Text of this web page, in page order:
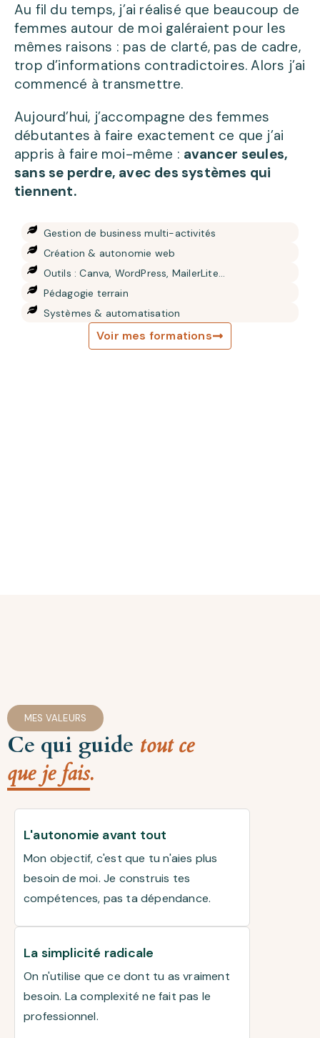
Au fil du temps, j’ai réalisé que beaucoup de
femmes autour de moi galéraient pour les
mêmes raisons : pas de clarté, pas de cadre,
trop d’informations contradictoires. Alors j’ai
commencé à transmettre.
Aujourd’hui, j’accompagne des femmes
débutantes à faire exactement ce que j’ai
appris à faire moi-même : avancer seules,
sans se perdre, avec des systèmes qui
tiennent.
Gestion de business multi-activités
Création & autonomie web
Outils : Canva, WordPress, MailerLite…
Pédagogie terrain
Systèmes & automatisation
Voir mes formations
MES VALEURS
Ce qui guide tout ce
que je fais.
L'autonomie avant tout
Mon objectif, c'est que tu n'aies plus
besoin de moi. Je construis tes
compétences, pas ta dépendance.
La simplicité radicale
On n'utilise que ce dont tu as vraiment
besoin. La complexité ne fait pas le
professionnel.